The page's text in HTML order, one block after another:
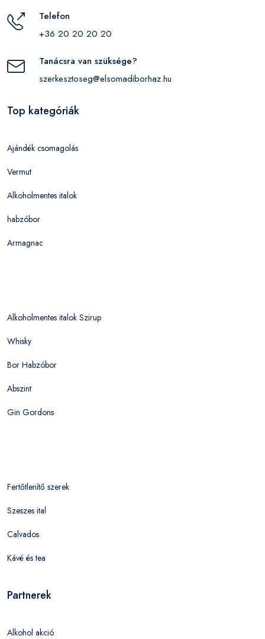
Telefon
+36 20 20 20 20
Tanácsra van szüksége?
szerkesztoseg@elsomadiborhaz.hu
Top kategóriák
Ajándék csomagolás
Vermut
Alkoholmentes italok
habzóbor
Armagnac
Alkoholmentes italok Szirup
Whisky
Bor Habzóbor
Abszint
Gin Gordons
Fertőtlenítő szerek
Szeszes ital
Calvados
Kávé és tea
Partnerek
Alkohol akció